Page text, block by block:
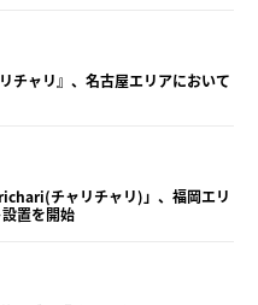
チャリ』、名古屋エリアにおいて
チャリチャリ)」、福岡エリ
置を開始